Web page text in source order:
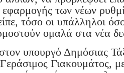
εφαρμογής των νέων
τόσο οι υπάλληλοι
ομαλά στα νέα
υπουργό Δημόσιας
Γιακουμάτος,